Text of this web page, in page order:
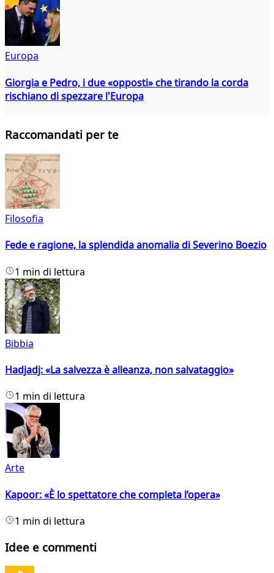
Europa
Giorgia e Pedro, i due «opposti» che tirando la corda
rischiano di spezzare l'Europa
Raccomandati per te
Filosofia
Fede e ragione, la splendida anomalia di Severino Boezio
1 min di lettura
Bibbia
Hadjadj: «La salvezza è alleanza, non salvataggio»
1 min di lettura
Arte
Kapoor: «È lo spettatore che completa l’opera»
1 min di lettura
Idee e commenti